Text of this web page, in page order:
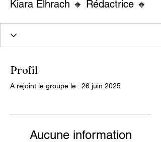
Kiara Elhrach 🔸 Rédactrice 🔸
Profil
A rejoint le groupe le : 26 juin 2025
Aucune information